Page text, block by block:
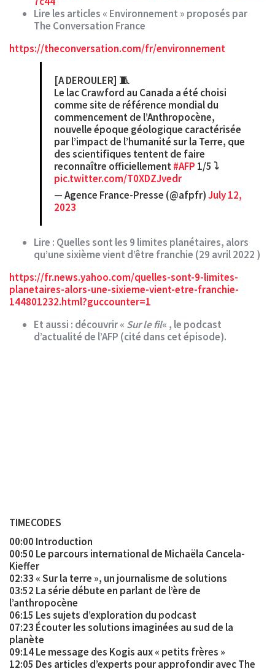
Lire les articles « Environnement » proposés par
The Conversation France
https://theconversation.com/fr/environnement
[A DEROULER] 🧵
Le lac Crawford au Canada a été choisi
comme site de référence mondial du
commencement de l’Anthropocène,
nouvelle époque géologique caractérisée
par l’impact de l’humanité sur la Terre, que
des scientifiques tentent de faire
reconnaître officiellement#AFP 1/5 ⤵️
pic.twitter.com/T0XDZJvedr
— Agence France-Presse (@afpfr)July 12,
2023
Lire : Quelles sont les 9 limites planétaires, alors
qu’une sixième vient d’être franchie (29 avril 2022 )
https://fr.news.yahoo.com/quelles-sont-9-limites-
planetaires-alors-une-sixieme-vient-etre-franchie-
144801232.html?guccounter=1
Et aussi : découvrir « Sur le fil« , le podcast
d’actualité de l’AFP (cité dans cet épisode).
TIMECODES
00:00 Introduction
00:50 Le parcours international de Michaëla Cancela-
Kieffer
02:33 « Sur la terre », un journalisme de solutions
03:52 La série débute en parlant de l’ère de
l’anthropocène
06:15 Les sujets d’exploration du podcast
07:23 Écouter les solutions imaginées au sud de la
planète
09:14 Le message des Kogis aux « petits frères »
12:05 Des articles d’experts pour approfondir avec The